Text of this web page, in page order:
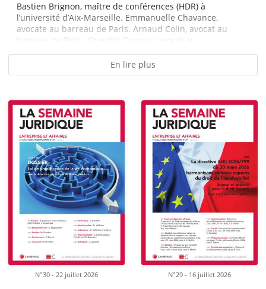
Bastien Brignon, maître de conférences (HDR) à
l’université d’Aix-Marseille. Emmanuelle Chavance,
avocate au barreau de Paris. Arnaud Colin, avocat au
barreau de Paris. Quentin Dupouy, avocat au...
En lire plus
N°30 - 22 juillet 2026 N°29 - 16 juillet 2026